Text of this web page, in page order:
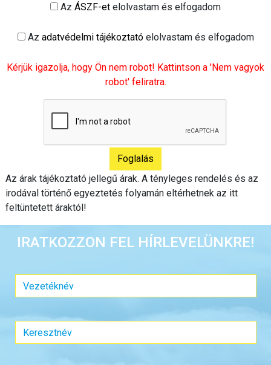
Az ÁSZF-et elolvastam és elfogadom
Az adatvédelmi tájékoztatóelolvastam és elfogadom
Kérjük igazolja, hogy Ön nem robot! Kattintson a 'Nem vagyok
robot' feliratra.
Az árak tájékoztató jellegű árak. A tényleges rendelés és az
irodával történő egyeztetés folyamán eltérhetnek az itt
feltüntetett áraktól!
IRATKOZZON FEL HÍRLEVELÜNKRE!